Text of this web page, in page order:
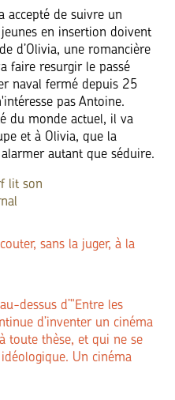
accepté de suivre un
en insertion doivent
d’Olivia, une romancière
faire resurgir le passé
naval fermé depuis 25
pas Antoine.
du monde actuel, il va
et à Olivia, que la
autant que séduire.
sans la juger, à la
dessus d’"Entre les
d’inventer un cinéma
toute thèse, et qui ne se
Un cinéma